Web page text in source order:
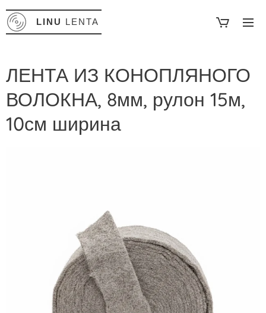
LINU LENTA
ЛЕНТА ИЗ КОНОПЛЯНОГО
ВОЛОКНА, 8мм, рулон 15м,
10см ширина